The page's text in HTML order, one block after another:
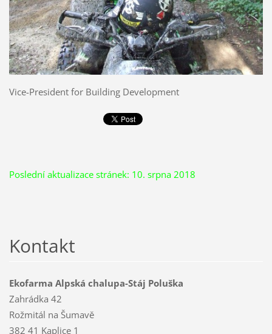
Vice-President for Building Development
Poslední aktualizace stránek: 10. srpna 2018
Kontakt
Ekofarma Alpská chalupa-Stáj Poluška
Zahrádka 42
Rožmitál na Šumavě
382 41 Kaplice 1